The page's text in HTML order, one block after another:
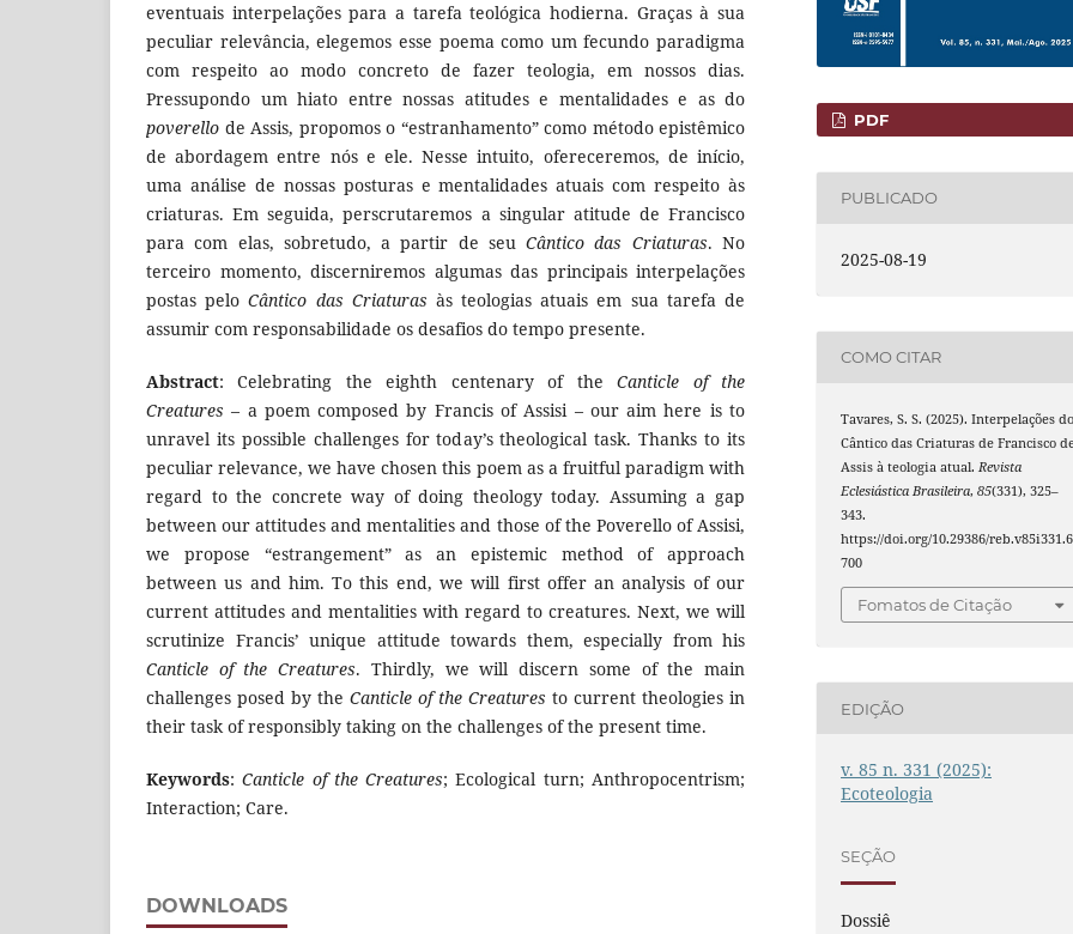
eventuais interpelações para a tarefa teológica hodierna. Graças à sua
peculiar relevância, elegemos esse poema como um fecundo paradigma
com respeito ao modo concreto de fazer teologia, em nossos dias.
Pressupondo um hiato entre nossas atitudes e mentalidades e as do
poverello de Assis, propomos o “estranhamento” como método epistêmico
de abordagem entre nós e ele. Nesse intuito, ofereceremos, de início,
uma análise de nossas posturas e mentalidades atuais com respeito às
criaturas. Em seguida, perscrutaremos a singular atitude de Francisco
para com elas, sobretudo, a partir de seuCântico das Criaturas. No
terceiro momento, discerniremos algumas das principais interpelações
postas peloCântico das Criaturas às teologias atuais em sua tarefa de
assumir com responsabilidade os desafios do tempo presente.
Abstract: Celebrating the eighth centenary of theCanticle of the
Creatures – a poem composed by Francis of Assisi – our aim here is to
unravel its possible challenges for today’s theological task. Thanks to its
peculiar relevance, we have chosen this poem as a fruitful paradigm with
regard to the concrete way of doing theology today. Assuming a gap
between our attitudes and mentalities and those of the Poverello of Assisi,
we propose “estrangement” as an epistemic method of approach
between us and him. To this end, we will first offer an analysis of our
current attitudes and mentalities with regard to creatures. Next, we will
scrutinize Francis’ unique attitude towards them, especially from his
Canticle of the Creatures. Thirdly, we will discern some of the main
challenges posed by the Canticle of the Creatures to current theologies in
their task of responsibly taking on the challenges of the present time.
Keywords:Canticle of the Creatures; Ecological turn; Anthropocentrism;
Interaction; Care.
DOWNLOADS
PDF
PUBLICADO
2025-08-19
COMO CITAR
Tavares, S. S. (2025). Interpelações do
Cântico das Criaturas de Francisco
Assis à teologia atual.Revista
Eclesiástica Brasileira,85(331), 325–
343.
https://doi.org/10.29386/reb.v85i331.6
700
Fomatos de Citação
EDIÇÃO
v. 85 n. 331 (2025):
Ecoteologia
SEÇÃO
Dossiê